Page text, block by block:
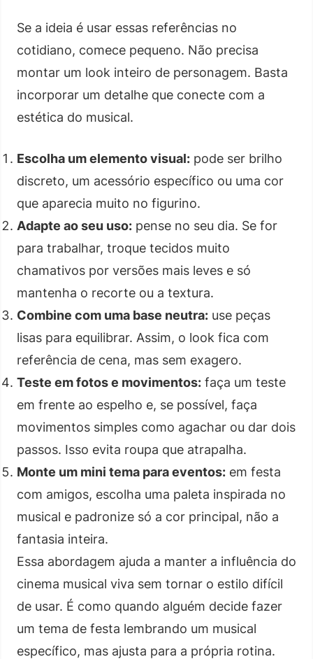
Se a ideia é usar essas referências no
cotidiano, comece pequeno. Não precisa
montar um look inteiro de personagem. Basta
incorporar um detalhe que conecte com a
estética do musical.
Escolha um elemento visual: pode ser brilho
discreto, um acessório específico ou uma cor
que aparecia muito no figurino.
Adapte ao seu uso: pense no seu dia. Se for
para trabalhar, troque tecidos muito
chamativos por versões mais leves e só
mantenha o recorte ou a textura.
Combine com uma base neutra: use peças
lisas para equilibrar. Assim, o look fica com
referência de cena, mas sem exagero.
Teste em fotos e movimentos: faça um teste
em frente ao espelho e, se possível, faça
movimentos simples como agachar ou dar dois
passos. Isso evita roupa que atrapalha.
Monte um mini tema para eventos: em festa
com amigos, escolha uma paleta inspirada no
musical e padronize só a cor principal, não a
fantasia inteira.
Essa abordagem ajuda a manter a influência do
cinema musical viva sem tornar o estilo difícil
de usar. É como quando alguém decide fazer
um tema de festa lembrando um musical
específico, mas ajusta para a própria rotina.